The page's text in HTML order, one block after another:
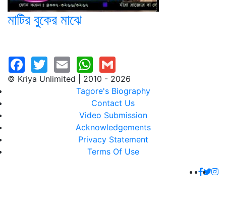
মাটির বুকের মাঝে
© Kriya Unlimited | 2010 - 2026
Tagore's Biography
Contact Us
Video Submission
Acknowledgements
Privacy Statement
Terms Of Use